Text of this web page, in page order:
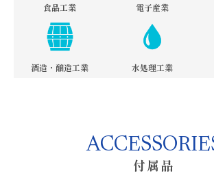
食品工業 電子産業
酒造・醸造工業 水処理工業
付属品